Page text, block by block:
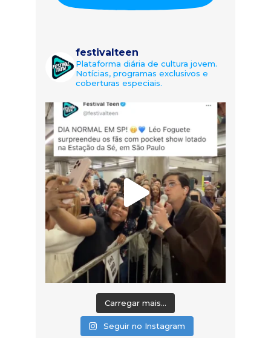
festivalteen
Plataforma diária de cultura jovem.
Notícias, programas exclusivos e
coberturas especiais.
Carregar mais...
Seguir no Instagram